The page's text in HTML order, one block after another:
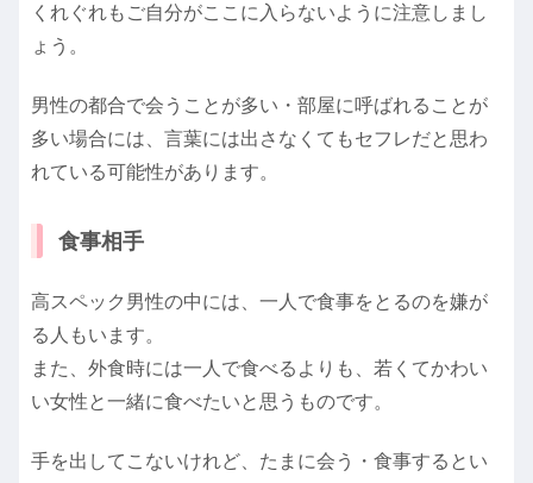
くれぐれもご自分がここに入らないように注意しまし
ょう。
男性の都合で会うことが多い・部屋に呼ばれることが
多い場合には、言葉には出さなくてもセフレだと思わ
れている可能性があります。
食事相手
高スペック男性の中には、一人で食事をとるのを嫌が
る人もいます。
また、外食時には一人で食べるよりも、若くてかわい
い女性と一緒に食べたいと思うものです。
手を出してこないけれど、たまに会う・食事するとい